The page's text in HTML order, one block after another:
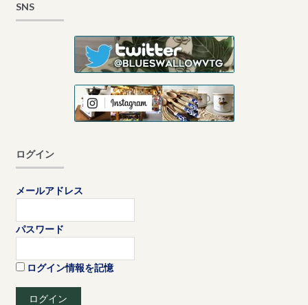
SNS
ログイン
メールアドレス
パスワード
ログイン情報を記憶